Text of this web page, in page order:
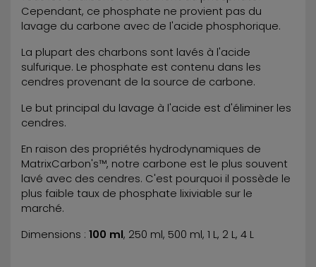
Cependant, ce phosphate ne provient pas du
lavage du carbone avec de l'acide phosphorique.
La plupart des charbons sont lavés à l'acide
sulfurique. Le phosphate est contenu dans les
cendres provenant de la source de carbone.
Le but principal du lavage à l'acide est d'éliminer les
cendres.
En raison des propriétés hydrodynamiques de
MatrixCarbon's™, notre carbone est le plus souvent
lavé avec des cendres. C'est pourquoi il possède le
plus faible taux de phosphate lixiviable sur le
marché.
Dimensions : 100 ml, 250 ml, 500 ml, 1 L, 2 L, 4 L